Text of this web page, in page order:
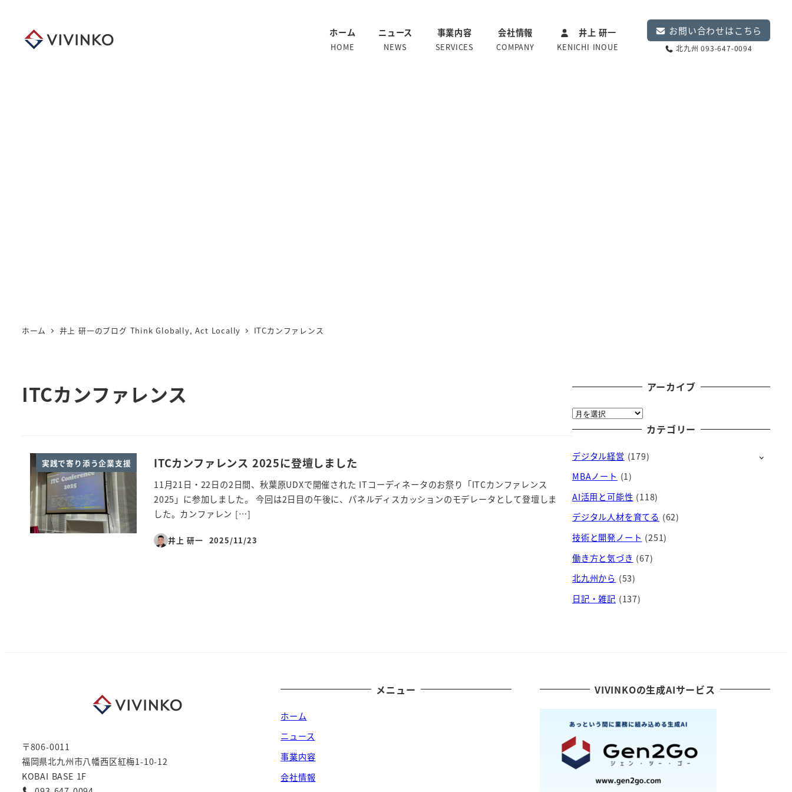
ホーム
HOME
ニュース
NEWS
事業内容
SERVICES
会社情報
COMPANY
井上 研一
KENICHI INOUE
お問い合わせはこちら
北九州 093-647-0094
ホーム 井上 研一のブログ Think Globally, Act Locally ITCカンファレンス
ITCカンファレンス
実践で寄り添う企業支援 ITCカンファレンス 2025に登壇しました
11月21日・22日の2日間、秋葉原UDXで開催された ITコーディネータのお祭り「ITCカンファレンス
2025」に参加しました。 今回は2日目の午後に、パネルディスカッションのモデレータとして登壇しま
した。カンファレン […]
井上 研一
投稿日
2025/11/23
アーカイブ
ア
ー
イ
ブ
カテゴリー
デジタル経営 (179)
MBAノート (1)
AI活用と可能性 (118)
デジタル人材を育てる (62)
技術と開発ノート (251)
働き方と気づき (67)
北九州から (53)
日記・雑記 (137)
〒806-0011
福岡県北九州市八幡西区紅梅1-10-12
KOBAI BASE 1F
メニュー
ホーム
ニュース
事業内容
会社情報
VIVINKOの生成AIサービス